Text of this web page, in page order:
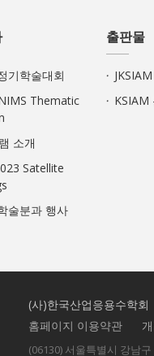
기학술대회
Thematic
소개
Satellite
술분과 행사
출판물
JKSIAM
KSIAM
(사)한국산업응용수학회
홈페이지 이용약관
(06130) 서울특별시 강남